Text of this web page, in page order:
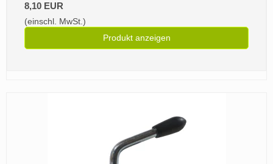
8,10 EUR
(einschl. MwSt.)
Produkt anzeigen